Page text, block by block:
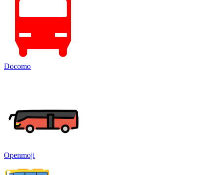
Docomo
Openmoji